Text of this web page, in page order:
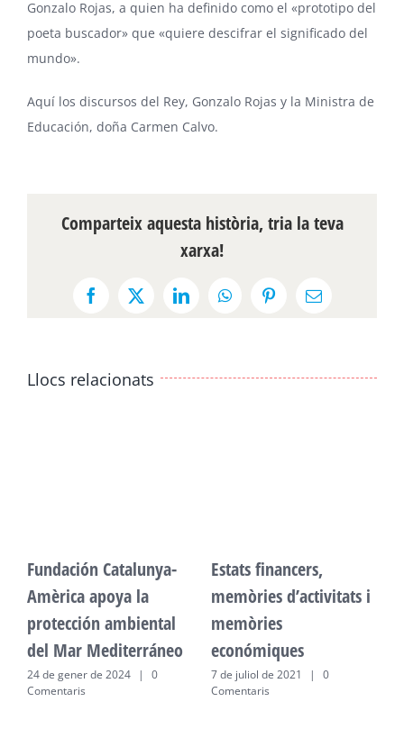
Gonzalo Rojas, a quien ha definido como el «prototipo del
poeta buscador» que «quiere descifrar el significado del
mundo».
Aquí los discursos del Rey, Gonzalo Rojas y la Ministra de
Educación, doña Carmen Calvo.
Comparteix aquesta història, tria la teva
xarxa!
Facebook
X LinkedInWhatsAppPinterestEmail:
Llocs relacionats
Fundación Catalunya-
Amèrica apoya la
protección ambiental
del Mar Mediterráneo
24 de gener de 2024 |
0
Comentaris
Estats financers,
memòries d’activitats i
memòries
económiques
7 de juliol de 2021 |
0
Comentaris